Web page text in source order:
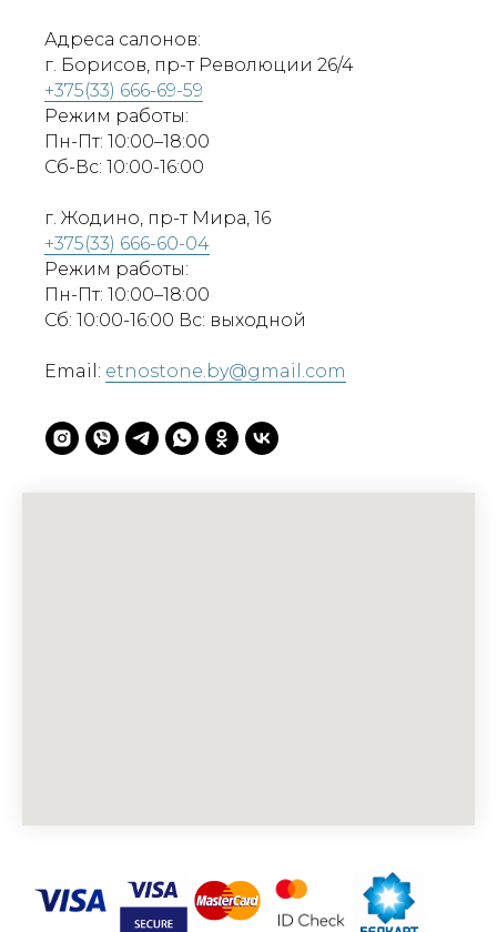
Адреса салонов:
г. Борисов, пр-т Революции 26/4
+375(33) 666-69-59
Режим работы:
Пн-Пт: 10:00–18:00
Сб-Вс: 10:00-16:00
г. Жодино, пр-т Мира, 16
+375(33) 666-60-04
Режим работы:
Пн-Пт: 10:00–18:00
Сб: 10:00-16:00 Вс: выходной
Email: etnostone.by@gmail.com